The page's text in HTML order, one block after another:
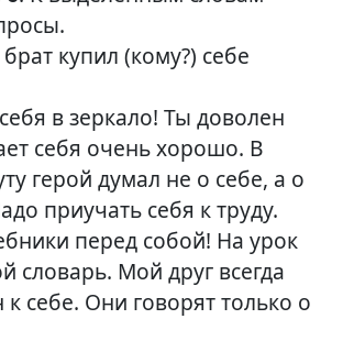
купил (кому?) себе
в зеркало! Ты доволен
себя очень хорошо. В
герой думал не о себе, а о
приучать себя к труду.
перед собой! На урок
словарь. Мой друг всегда
к себе. Они говорят только о